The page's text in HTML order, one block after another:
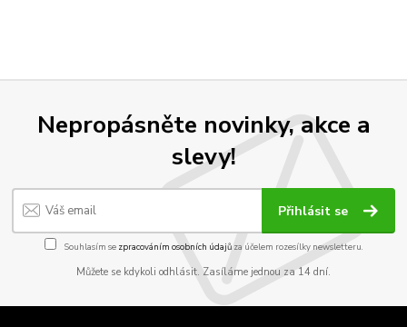
Nepropásněte novinky, akce a
slevy!
Přihlásit se
Souhlasím se zpracováním osobních údajůza účelem rozesílky newsletteru.
Můžete se kdykoli odhlásit. Zasíláme jednou za 14 dní.